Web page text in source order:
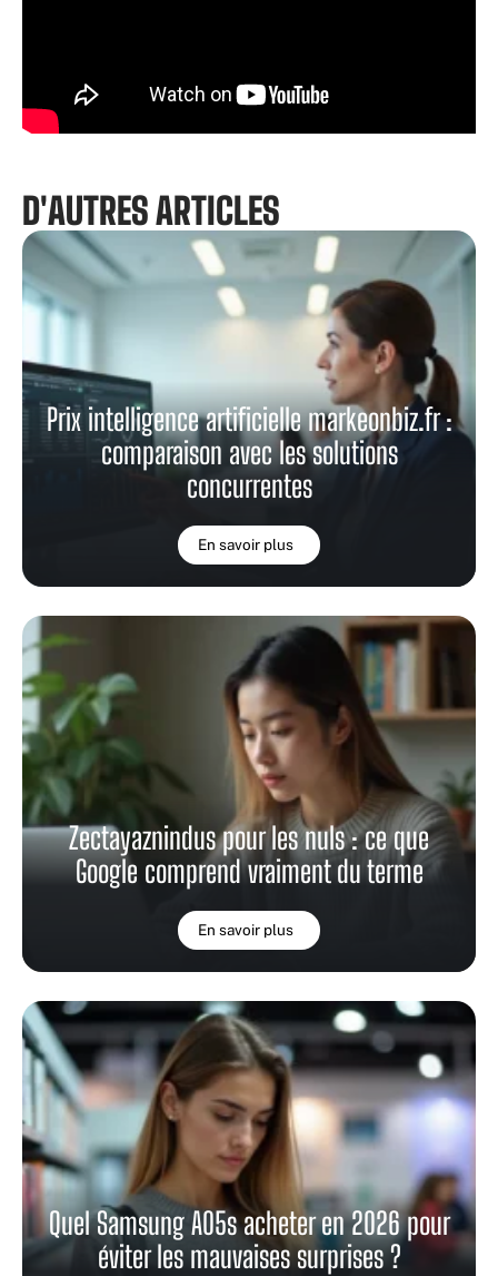
D'AUTRES ARTICLES
Prix intelligence artificielle markeonbiz.fr :
comparaison avec les solutions
concurrentes
En savoir plus
Zectayaznindus pour les nuls : ce que
Google comprend vraiment du terme
En savoir plus
Quel Samsung A05s acheter en 2026 pour
éviter les mauvaises surprises ?